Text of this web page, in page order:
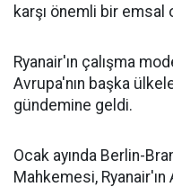
karşı önemli bir
Ryanair'ın çalışma
Avrupa'nın başka
gündemine geldi.
Ocak ayında Berlin-
Mahkemesi,